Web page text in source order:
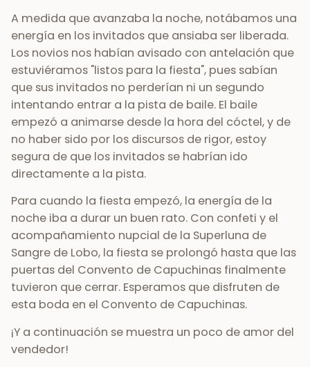
A medida que avanzaba la noche, notábamos una
energía en los invitados que ansiaba ser liberada.
Los novios nos habían avisado con antelación que
estuviéramos "listos para la fiesta", pues sabían
que sus invitados no perderían ni un segundo
intentando entrar a la pista de baile. El baile
empezó a animarse desde la hora del cóctel, y de
no haber sido por los discursos de rigor, estoy
segura de que los invitados se habrían ido
directamente a la pista.
Para cuando la fiesta empezó, la energía de la
noche iba a durar un buen rato. Con confeti y el
acompañamiento nupcial de la Superluna de
Sangre de Lobo, la fiesta se prolongó hasta que las
puertas del Convento de Capuchinas finalmente
tuvieron que cerrar. Esperamos que disfruten de
esta boda en el Convento de Capuchinas.
¡Y a continuación se muestra un poco de amor del
vendedor!